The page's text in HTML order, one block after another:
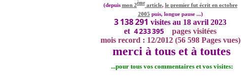
(depuis mon 2èmearticle, le premier fut écrit en octobre
2005 puis, longue pause ...)
3 138 291 visites au 18 avril 2023
et 4 233 395
pages visitées
mois record : 12/2012 (56 598 Pages vues)
merci à tous et à toutes
...pour tous vos commentaires et vos visites: